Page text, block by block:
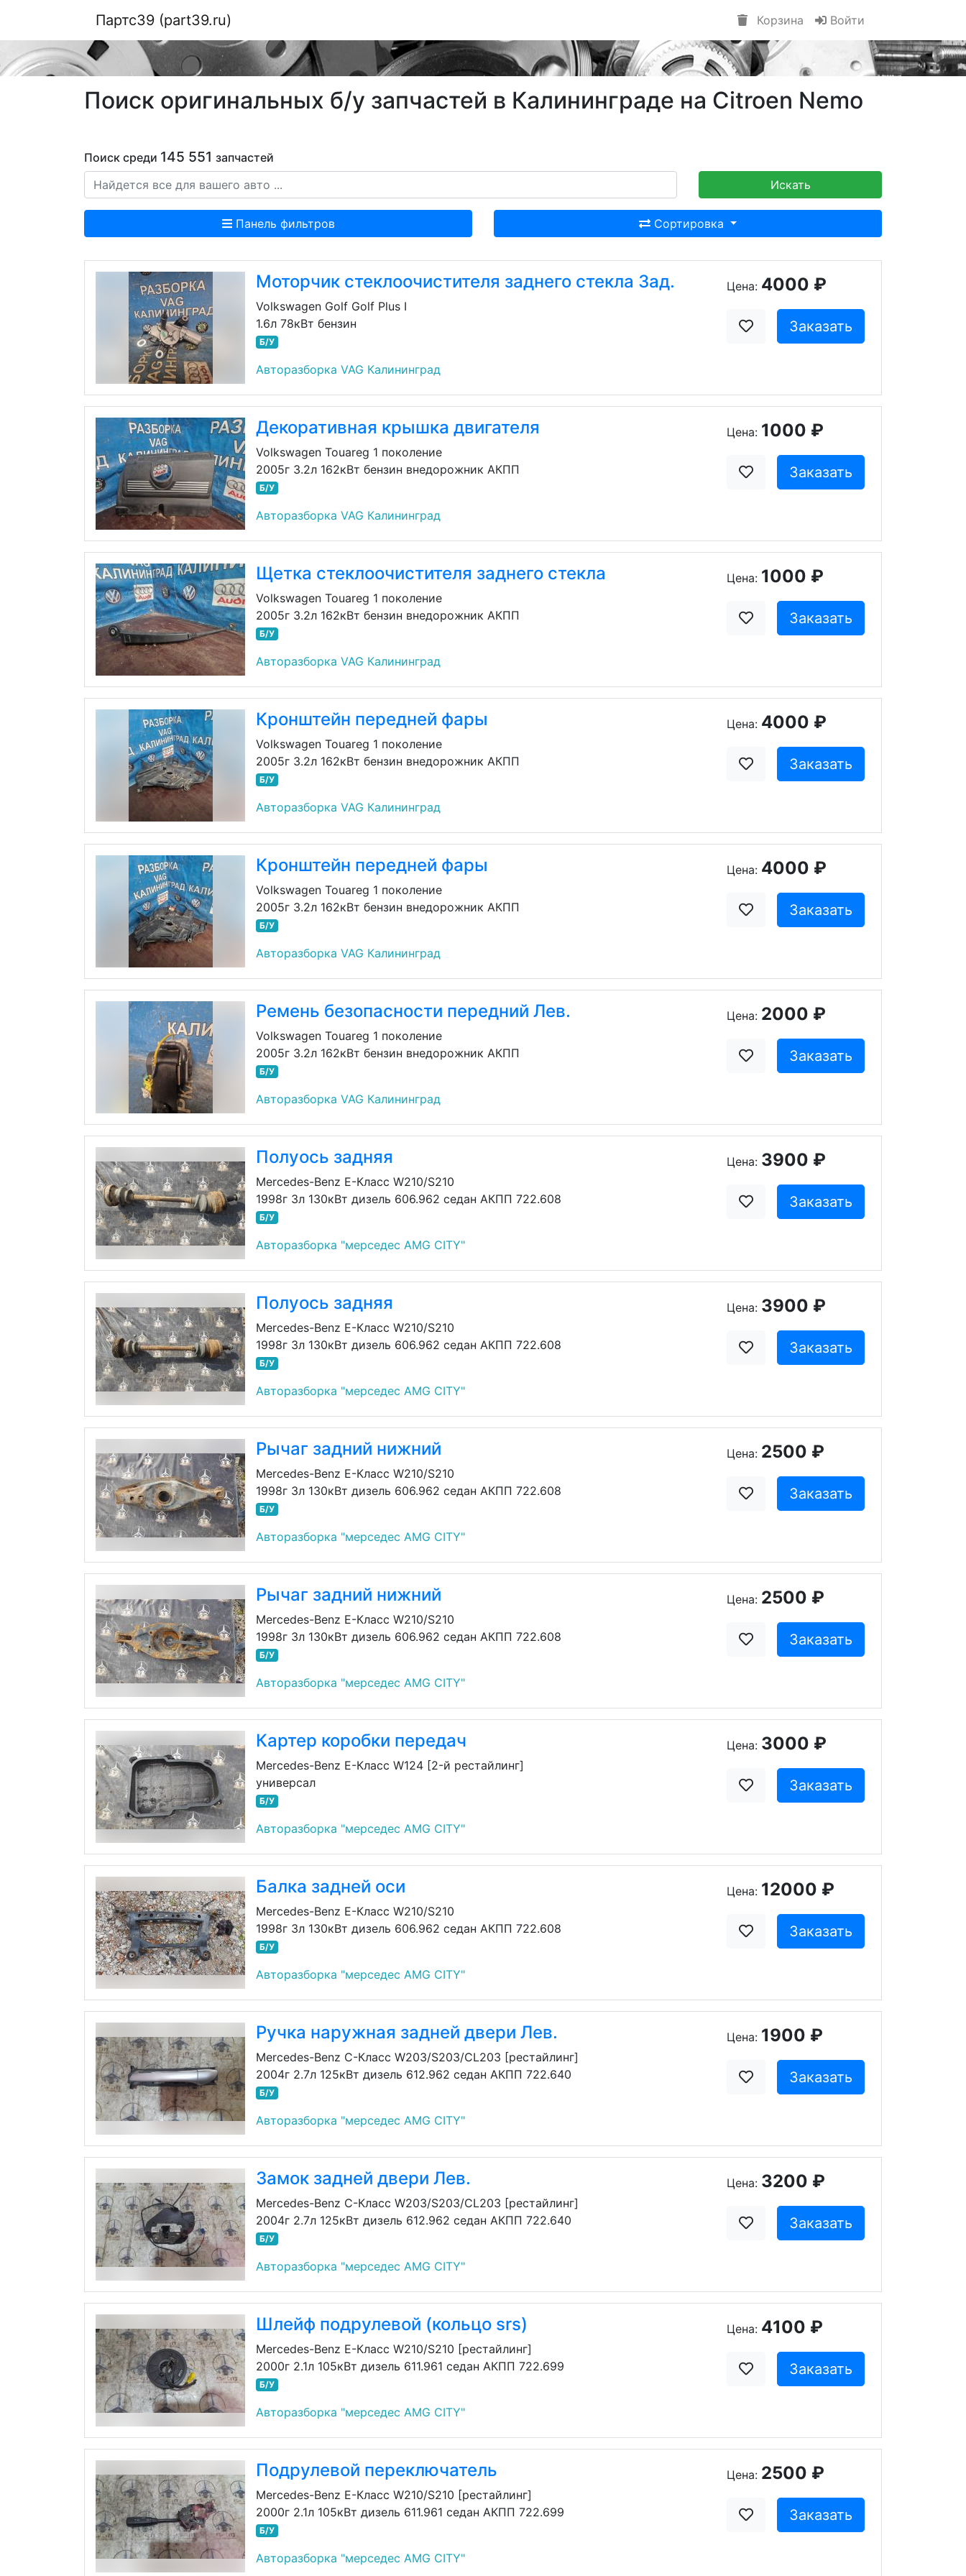
Партс39 (part39.ru) Корзина Войти
Поиск оригинальных б/у запчастей в Калининграде на Citroen Nemo
Поиск среди 145 551 запчастей
Искать
Панель фильтров Сортировка
Моторчик стеклоочистителя заднего стекла Зад.
Volkswagen Golf Golf Plus I
1.6л 78кВт бензин
Б/У
Авторазборка VAG Калининград
Цена: 4000 ₽
Заказать
Декоративная крышка двигателя
Volkswagen Touareg 1 поколение
2005г 3.2л 162кВт бензин внедорожник АКПП
Б/У
Авторазборка VAG Калининград
Цена: 1000 ₽
Заказать
Щетка стеклоочистителя заднего стекла
Volkswagen Touareg 1 поколение
2005г 3.2л 162кВт бензин внедорожник АКПП
Б/У
Авторазборка VAG Калининград
Цена: 1000 ₽
Заказать
Кронштейн передней фары
Volkswagen Touareg 1 поколение
2005г 3.2л 162кВт бензин внедорожник АКПП
Б/У
Авторазборка VAG Калининград
Цена: 4000 ₽
Заказать
Кронштейн передней фары
Volkswagen Touareg 1 поколение
2005г 3.2л 162кВт бензин внедорожник АКПП
Б/У
Авторазборка VAG Калининград
Цена: 4000 ₽
Заказать
Ремень безопасности передний Лев.
Volkswagen Touareg 1 поколение
2005г 3.2л 162кВт бензин внедорожник АКПП
Б/У
Авторазборка VAG Калининград
Цена: 2000 ₽
Заказать
Полуось задняя
Mercedes-Benz E-Класс W210/S210
1998г 3л 130кВт дизель 606.962 седан АКПП 722.608
Б/У
Авторазборка "мерседес AMG CITY"
Цена: 3900 ₽
Заказать
Полуось задняя
Mercedes-Benz E-Класс W210/S210
1998г 3л 130кВт дизель 606.962 седан АКПП 722.608
Б/У
Авторазборка "мерседес AMG CITY"
Цена: 3900 ₽
Заказать
Рычаг задний нижний
Mercedes-Benz E-Класс W210/S210
1998г 3л 130кВт дизель 606.962 седан АКПП 722.608
Б/У
Авторазборка "мерседес AMG CITY"
Цена: 2500 ₽
Заказать
Рычаг задний нижний
Mercedes-Benz E-Класс W210/S210
1998г 3л 130кВт дизель 606.962 седан АКПП 722.608
Б/У
Авторазборка "мерседес AMG CITY"
Цена: 2500 ₽
Заказать
Картер коробки передач
Mercedes-Benz E-Класс W124 [2-й рестайлинг]
универсал
Б/У
Авторазборка "мерседес AMG CITY"
Цена: 3000 ₽
Заказать
Балка задней оси
Mercedes-Benz E-Класс W210/S210
1998г 3л 130кВт дизель 606.962 седан АКПП 722.608
Б/У
Авторазборка "мерседес AMG CITY"
Цена: 12000 ₽
Заказать
Ручка наружная задней двери Лев.
Mercedes-Benz C-Класс W203/S203/CL203 [рестайлинг]
2004г 2.7л 125кВт дизель 612.962 седан АКПП 722.640
Б/У
Авторазборка "мерседес AMG CITY"
Цена: 1900 ₽
Заказать
Замок задней двери Лев.
Mercedes-Benz C-Класс W203/S203/CL203 [рестайлинг]
2004г 2.7л 125кВт дизель 612.962 седан АКПП 722.640
Б/У
Авторазборка "мерседес AMG CITY"
Цена: 3200 ₽
Заказать
Шлейф подрулевой (кольцо srs)
Mercedes-Benz E-Класс W210/S210 [рестайлинг]
2000г 2.1л 105кВт дизель 611.961 седан АКПП 722.699
Б/У
Авторазборка "мерседес AMG CITY"
Цена: 4100 ₽
Заказать
Подрулевой переключатель
Mercedes-Benz E-Класс W210/S210 [рестайлинг]
2000г 2.1л 105кВт дизель 611.961 седан АКПП 722.699
Б/У
Авторазборка "мерседес AMG CITY"
Цена: 2500 ₽
Заказать